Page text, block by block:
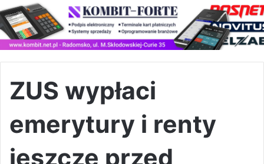
ZUS wypłaci
emerytury i renty
jeszcze przed